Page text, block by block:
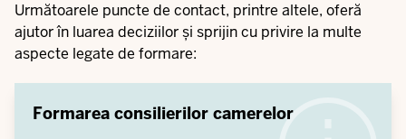
Următoarele puncte de contact, printre altele, oferă
ajutor în luarea deciziilor și sprijin cu privire la multe
aspecte legate de formare:
Formarea consilierilor camerelor